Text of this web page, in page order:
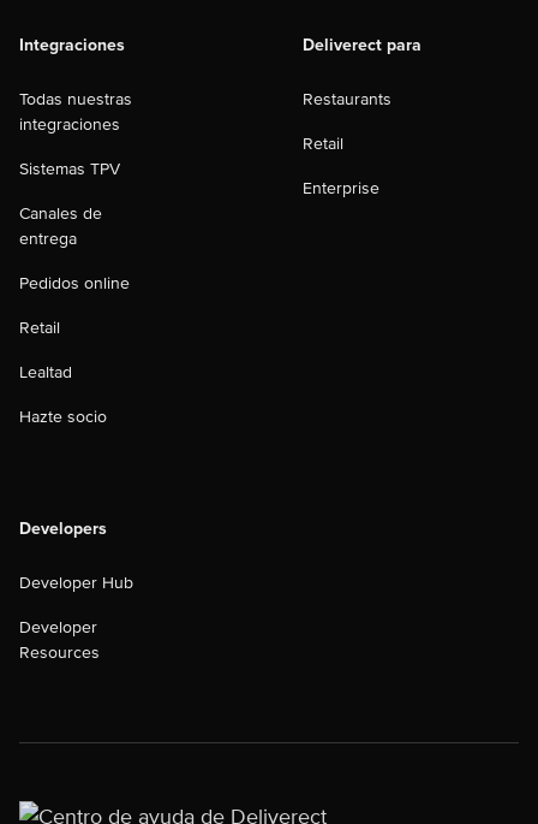
Integraciones
Todas nuestras
integraciones
Sistemas TPV
Canales de
entrega
Pedidos online
Retail
Lealtad
Hazte socio
Deliverect para
Restaurants
Retail
Enterprise
Developers
Developer Hub
Developer
Resources